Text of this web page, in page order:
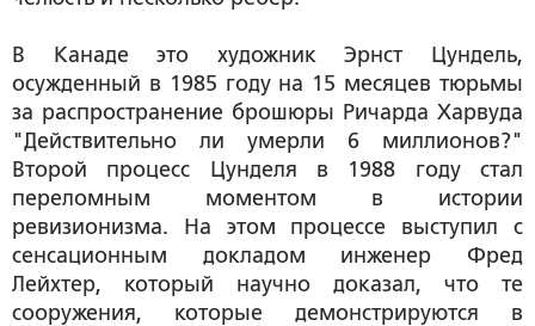
В Канаде это художник Эрнст Цундель,
осужденный в 1985 году на 15 месяцев тюрьмы
за распространение брошюры Ричарда Харвуда
"Действительно ли умерли 6 миллионов?"
Второй процесс Цунделя в 1988 году стал
переломным моментом в истории
ревизионизма. На этом процессе выступил с
сенсационным докладом инженер Фред
Лейхтер, который научно доказал, что те
сооружения, которые демонстрируются в